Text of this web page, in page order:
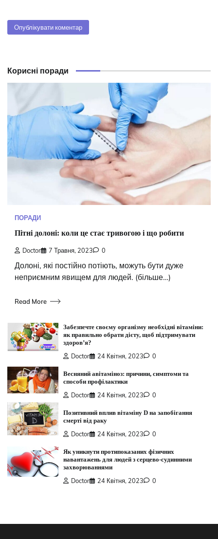
Корисні поради
ПОРАДИ
Пітні долоні: коли це стає тривогою і що робити
Doctor 7 Травня, 2023 0
Долоні, які постійно потіють, можуть бути дуже
неприємним явищем для людей. (більше…)
Read More
Забезпечте своєму організму необхідні вітаміни:
як правильно обрати дієту, щоб підтримувати
здоров’я?
Doctor 24 Квітня, 2023 0
Весняний авітаміноз: причини, симптоми та
способи профілактики
Doctor 24 Квітня, 2023 0
Позитивний вплив вітаміну D на запобігання
смерті від раку
Doctor 24 Квітня, 2023 0
Як уникнути протипоказаних фізичних
навантажень для людей з серцево-судинними
захворюваннями
Doctor 24 Квітня, 2023 0